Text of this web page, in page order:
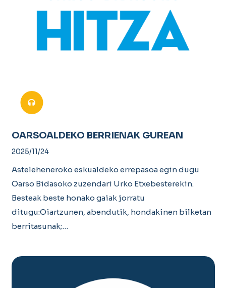
OARSOALDEKO BERRIENAK GUREAN
2025/11/24
Asteleheneroko eskualdeko errepasoa egin dugu
Oarso Bidasoko zuzendari Urko Etxebesterekin.
Besteak beste honako gaiak jorratu
ditugu:Oiartzunen, abendutik, hondakinen bilketan
berritasunak;…